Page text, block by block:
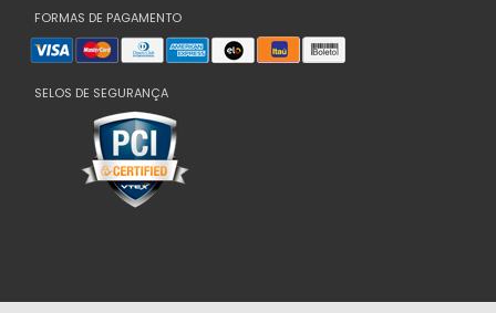
FORMAS DE PAGAMENTO
SELOS DE SEGURANÇA